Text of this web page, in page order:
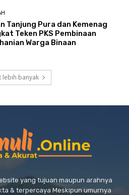
Tanjung Pura dan Kemenag
Teken PKS Pembinaan
Warga Binaan
lebih banyak
yang tujuan maupun arahnya
& terpercaya Meskipun umurnya